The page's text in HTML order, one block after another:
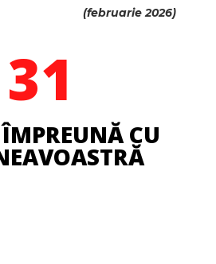
(februarie 2026)
31
CU